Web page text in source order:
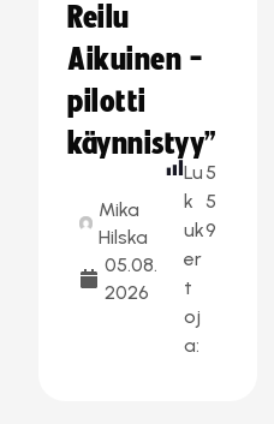
Reilu
Aikuinen -
pilotti
käynnistyy”
Mika
Hilska
05.08.
2026
Lu
k
uk
er
t
oj
a:
5
5
9